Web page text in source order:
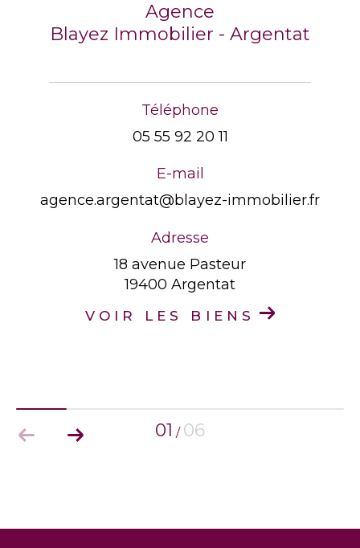
Agence
Blayez Immobilier - Argentat
Téléphone
05 55 92 20 11
E-mail
agence.argentat@blayez-immobilier.fr
Adresse
18 avenue Pasteur
19400 Argentat
VOIR LES BIENS
01 / 06